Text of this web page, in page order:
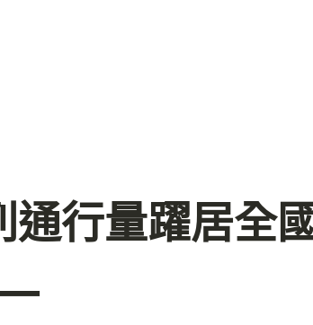
行量躍居全